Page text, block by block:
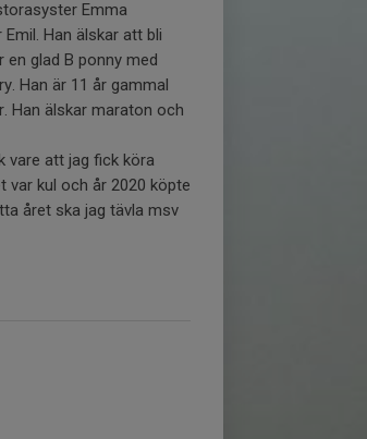
Emma
Han älskar att bli
glad B ponny med
Han är 11 år gammal
Han älskar maraton och
vare att jag fick köra
var kul och år 2020 köpte
året ska jag tävla msv